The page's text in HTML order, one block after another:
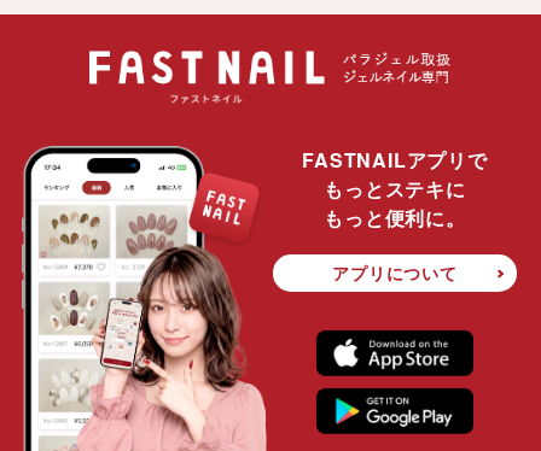
FASTNAILアプリで
もっとステキに
もっと便利に。
アプリについて